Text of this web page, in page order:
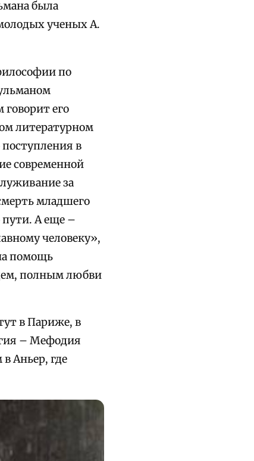
была
ученых А.
по
его
литературном
в
современной
за
младшего
пути. А еще –
человеку»,
помощь
полным любви
в Париже, в
– Мефодия
Аньер, где